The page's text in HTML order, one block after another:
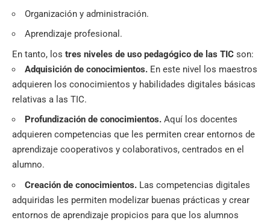
Organización y administración.
Aprendizaje profesional.
En tanto, los tres niveles de uso pedagógico de las TIC son:
Adquisición de conocimientos. En este nivel los maestros
adquieren los conocimientos y habilidades digitales básicas
relativas a las TIC.
Profundización de conocimientos. Aquí los docentes
adquieren competencias que les permiten crear entornos de
aprendizaje cooperativos y colaborativos, centrados en el
alumno.
Creación de conocimientos. Las competencias digitales
adquiridas les permiten modelizar buenas prácticas y crear
entornos de aprendizaje propicios para que los alumnos